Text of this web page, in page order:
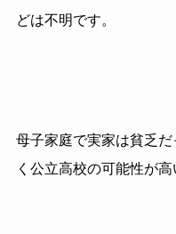
どは不明です。
母子家庭で実家は貧乏
く公立高校の可能性が高